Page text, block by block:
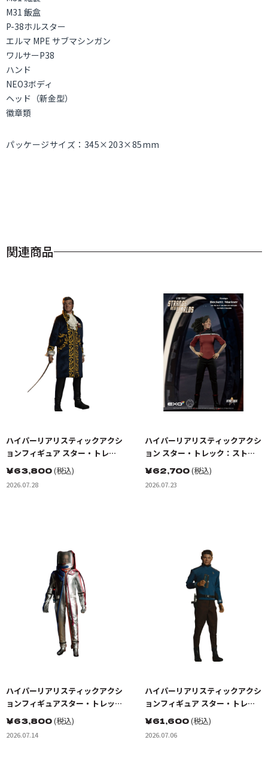
M31 飯盒
P-38ホルスター
エルマ MPE サブマシンガン
ワルサーP38
ハンド
NEO3ボディ
ヘッド（新金型）
徽章類
パッケージサイズ：345×203×85mm
関連商品
ハイパーリアリスティックアクシ
ョンフィギュア スター・トレッ
ク:宇宙大作戦 ゴトス星の怪人 ト
レレイン
￥63,800(税込)
2026.07.28
ハイパーリアリスティックアクシ
ョン スター・トレック：ストレ
ンジ・ニュー・ワールド ベケッ
トマリナー少尉
￥62,700(税込)
2026.07.23
ハイパーリアリスティックアクシ
ョンフィギュアスター・トレッ
ク:宇宙大作戦 カーク船長 EVスー
ツ（宇宙服）
￥63,800(税込)
2026.07.14
ハイパーリアリスティックアクシ
ョンフィギュア スター・トレッ
ク BEYOND ドクター・レナー
ド・ボーンズ・マッコイ
￥61,600(税込)
2026.07.06